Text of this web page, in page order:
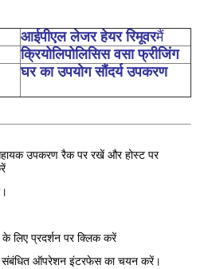
आईपीएल लेजर हेयर रिमूवरमैं
क्रियोलिपोलिसिस वसा फ्रीजिंग
घर का उपयोग सौंदर्य उपकरण
उपकरण रैक पर रखें और होस्ट पर
लिए प्रदर्शन पर क्लिक करें
संबंधित ऑपरेशन इंटरफेस का चयन करें।